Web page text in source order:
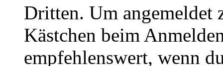
Dritten. Um angemeldet
Kästchen beim
empfehlenswert, wenn